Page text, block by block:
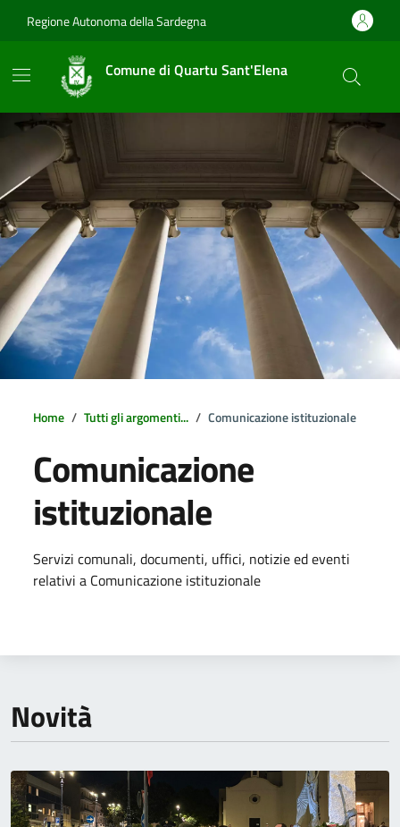
Regione Autonoma della Sardegna
Comune di Quartu Sant'Elena
Home Tutti gli argomenti... Comunicazione istituzionale
Comunicazione
istituzionale
Dettagli della notizia
Servizi comunali, documenti, uffici, notizie ed eventi
relativi a Comunicazione istituzionale
Novità